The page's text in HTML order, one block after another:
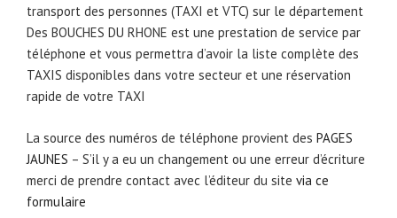
transport des personnes (TAXI et VTC) sur le département
Des BOUCHES DU RHONE est une prestation de service par
téléphone et vous permettra d’avoir la liste complète des
TAXIS disponibles dans votre secteur et une réservation
rapide de votre TAXI
La source des numéros de téléphone provient des PAGES
JAUNES – S’il y a eu un changement ou une erreur d’écriture
merci de prendre contact avec l’éditeur du site via ce
formulaire